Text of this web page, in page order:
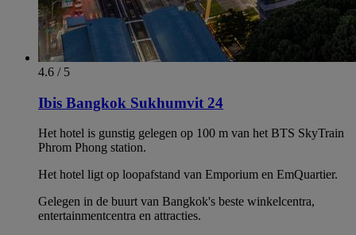
4.6 / 5
Ibis Bangkok Sukhumvit 24
Het hotel is gunstig gelegen op 100 m van het BTS SkyTrain
Phrom Phong station.
Het hotel ligt op loopafstand van Emporium en EmQuartier.
Gelegen in de buurt van Bangkok's beste winkelcentra,
entertainmentcentra en attracties.